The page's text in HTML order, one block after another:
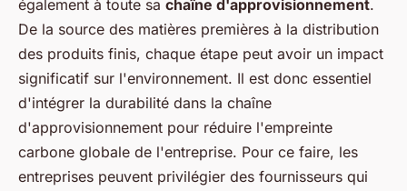
également à toute sa chaîne d'approvisionnement.
De la source des matières premières à la distribution
des produits finis, chaque étape peut avoir un impact
significatif sur l'environnement. Il est donc essentiel
d'intégrer la durabilité dans la chaîne
d'approvisionnement pour réduire l'empreinte
carbone globale de l'entreprise. Pour ce faire, les
entreprises peuvent privilégier des fournisseurs qui